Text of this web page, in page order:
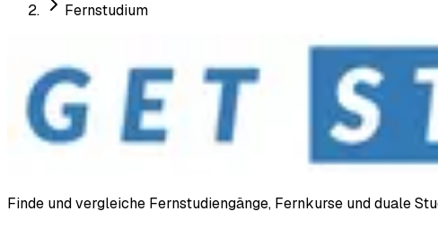
Fernstudium
Finde und vergleiche Fernstudiengänge, Fernkurse und duale